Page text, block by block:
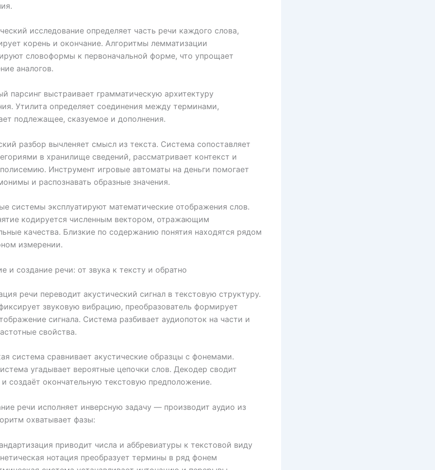
исследование определяет часть речи каждого слова,
корень и окончание. Алгоритмы лемматизации
словоформы к первоначальной форме, что упрощает
аналогов.
парсинг выстраивает грамматическую архитектуру
Утилита определяет соединения между терминами,
подлежащее, сказуемое и дополнения.
разбор вычленяет смысл из текста. Система сопоставляет
в хранилище сведений, рассматривает контекст и
Инструмент игровые автоматы на деньги помогает
и распознавать образные значения.
системы эксплуатируют математические отображения слов.
кодируется численным вектором, отражающим
качества. Близкие по содержанию понятия находятся рядом
измерении.
и создание речи: от звука к тексту и обратно
речи переводит акустический сигнал в текстовую структуру.
звуковую вибрацию, преобразователь формирует
сигнала. Система разбивает аудиопоток на части и
свойства.
система сравнивает акустические образцы с фонемами.
угадывает вероятные цепочки слов. Декодер сводит
и создаёт окончательную текстовую предположение.
речи исполняет инверсную задачу — производит аудио из
охватывает фазы:
приводит числа и аббревиатуры к текстовой виду
нотация преобразует термины в ряд фонем